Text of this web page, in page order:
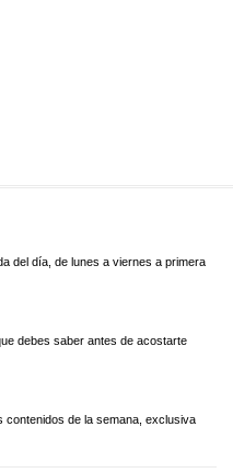
del día, de lunes a viernes a primera
debes saber antes de acostarte
contenidos de la semana, exclusiva